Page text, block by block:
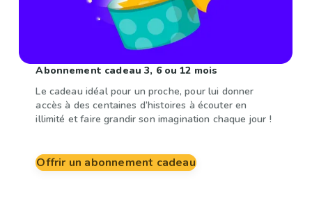
Abonnement cadeau 3, 6 ou 12 mois
Le cadeau idéal pour un proche, pour lui donner
accès à des centaines d’histoires à écouter en
illimité et faire grandir son imagination chaque jour !
Offrir un abonnement cadeau